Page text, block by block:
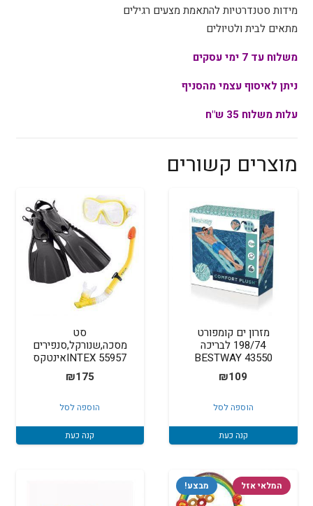
מידות סטנדרטיות להתאמת מצעים רגילים
מתאים לבית ולטיולים
משלוח עד 7 ימי עסקים
ניתן לאיסוף עצמי מהסניף
עלות משלוח 35 ש"ח
מוצרים קשורים
מזרון ים קומפורט
198/74 לבריכה
BESTWAY 43550
₪109
הוספה לסל
קנה כעת
סט
מסכה,שנורקל,סנפירים
INTEX 55957אינטקס
₪175
הוספה לסל
קנה כעת
מבצע! המלאי אזל